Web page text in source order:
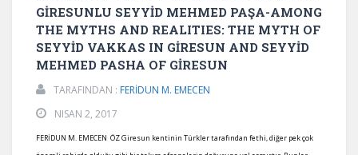
GİRESUNLU SEYYİD MEHMED PAŞA-AMONG
THE MYTHS AND REALITIES: THE MYTH OF
SEYYİD VAKKAS IN GİRESUN AND SEYYİD
MEHMED PASHA OF GİRESUN
TARAFINDAN : FERİDUN M. EMECEN
NISAN 2, 2017
FERİDUN M. EMECEN ÖZ Giresun kentinin Türkler tarafından fethi, diğer pek çok